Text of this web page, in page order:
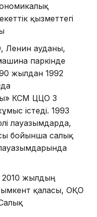
қызметтегі
Ленин ауданы,
паркінде
жылдан 1992
КСМ ЦЦО 3
істеді. 1993
лауазымдарда,
бойынша салық
жылдың
қаласы, ОҚО